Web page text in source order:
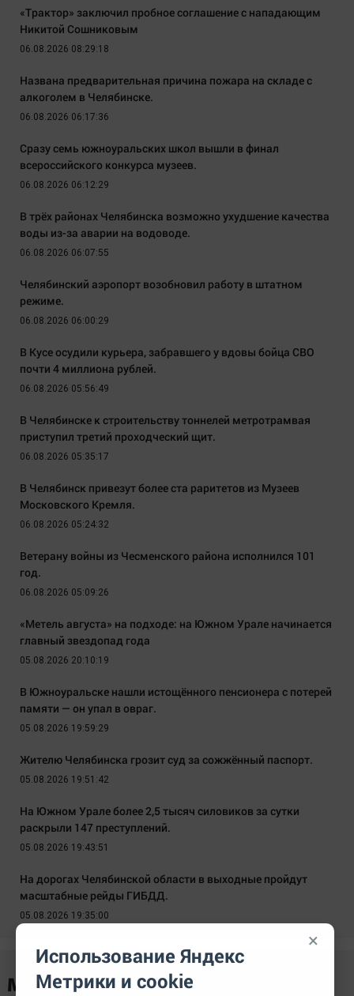
«Трактор» заключил пробное соглашение с нападающим
Никитой Сошниковым
06.08.2026 08:29:18
Названа предварительная причина пожара на складе с
алкоголем в Челябинске.
06.08.2026 06:17:36
Сразу семь южноуральских школ вышли в финал
всероссийского конкурса музеев.
06.08.2026 06:12:29
В трёх районах Челябинска возможно ухудшение качества
воды из-за аварии на водоводе.
06.08.2026 06:07:55
Челябинский аэропорт возобновил работу в штатном
режиме.
06.08.2026 06:00:29
В Кусе осудили курьера, забравшего у вдовы бойца СВО
почти 4 миллиона рублей.
06.08.2026 05:56:49
В Челябинске к строительству тоннелей метротрамвая
приступил третий проходческий щит.
06.08.2026 05:35:17
В Челябинск привезут более ста раритетов из Музеев
Московского Кремля.
06.08.2026 05:24:32
Ветерану войны из Чесменского района исполнился 101
год.
06.08.2026 05:09:26
«Метель августа» на подходе: на Южном Урале начинается
главный звездопад года
05.08.2026 20:10:19
В Южноуральске нашли истощённого пенсионера с потерей
памяти — он упал в овраг.
05.08.2026 19:59:29
Жителю Челябинска грозит суд за сожжённый паспорт.
05.08.2026 19:51:42
На Южном Урале более 2,5 тысяч силовиков за сутки
раскрыли 147 преступлений.
05.08.2026 19:43:51
На дорогах Челябинской области в выходные пройдут
масштабные рейды ГИБДД.
05.08.2026 19:35:00
×
Использование Яндекс
Метрики и cookie